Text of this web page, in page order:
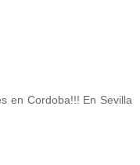
en Cordoba!!! En Sevilla